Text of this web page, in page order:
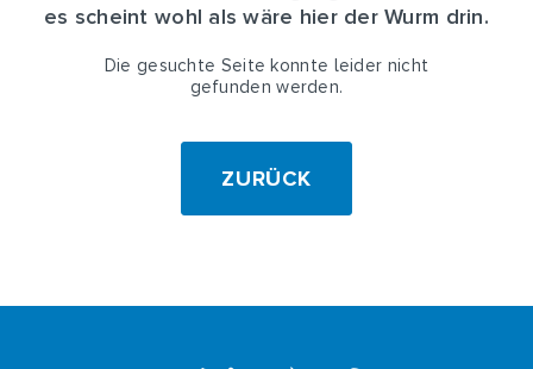
es scheint wohl als wäre hier der Wurm drin.
Die gesuchte Seite konnte leider nicht
gefunden werden.
ZURÜCK